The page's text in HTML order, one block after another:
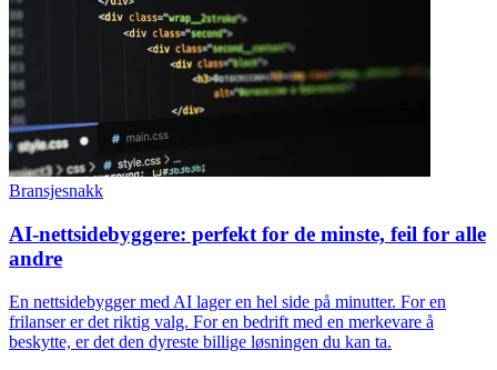
Bransjesnakk
AI-nettsidebyggere: perfekt for de minste, feil for alle
andre
En nettsidebygger med AI lager en hel side på minutter. For en
frilanser er det riktig valg. For en bedrift med en merkevare å
beskytte, er det den dyreste billige løsningen du kan ta.